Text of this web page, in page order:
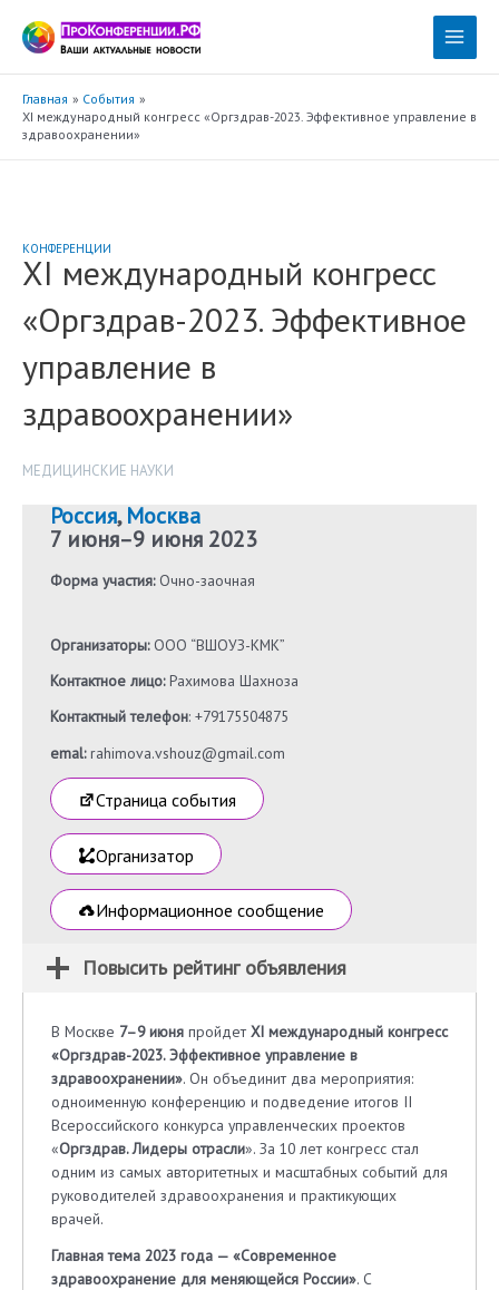
содержимому
Main
Главная
События
XI международный конгресс «Оргздрав-2023. Эффективное управление в
здравоохранении»
КОНФЕРЕНЦИИ
XI международный конгресс
«Оргздрав-2023. Эффективное
управление в
здравоохранении»
МЕДИЦИНСКИЕ НАУКИ
Россия,Москва
7 июня–9 июня 2023
Форма участия:Очно-заочная
Организаторы:ООО “ВШОУЗ-КМК”
Контактное лицо:Рахимова Шахноза
Контактный телефон: +79175504875
emal:rahimova.vshouz@gmail.com
Страница события
Организатор
Информационное сообщение
Повысить рейтинг объявления
В Москве 7–9 июня пройдетXI международный конгресс
«Оргздрав-2023. Эффективное управление в
здравоохранении». Он объединит два мероприятия:
одноименную конференцию и подведение итогов II
Всероссийского конкурса управленческих проектов
«Оргздрав. Лидеры отрасли». За 10 лет конгресс стал
одним из самых авторитетных и масштабных событий для
руководителей здравоохранения и практикующих
врачей.
Главная тема 2023 года — «Современное
здравоохранение для меняющейся России». С